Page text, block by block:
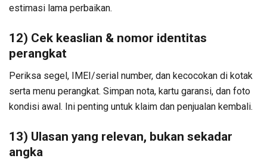
estimasi lama perbaikan.
12) Cek keaslian & nomor identitas
perangkat
Periksa segel, IMEI/serial number, dan kecocokan di kotak
serta menu perangkat. Simpan nota, kartu garansi, dan foto
kondisi awal. Ini penting untuk klaim dan penjualan kembali.
13) Ulasan yang relevan, bukan sekadar
angka